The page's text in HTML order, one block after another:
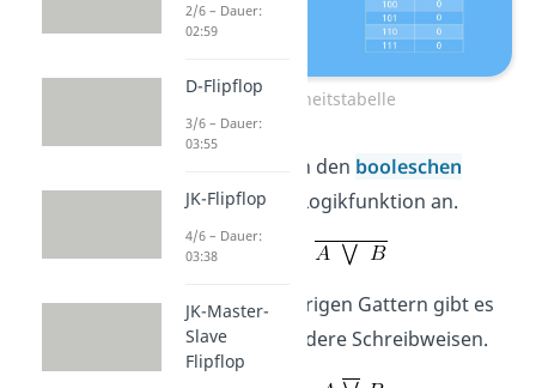
Wahrheitstabelle
Sehen wir uns nun den booleschen
Ausdruckfür die Logikfunktion an.
Wie bei den vorherigen Gattern gibt es
auch hier noch andere Schreibweisen.
2/6 – Dauer:
02:59
D-Flipflop
3/6 – Dauer:
03:55
JK-Flipflop
4/6 – Dauer:
03:38
JK-Master-
Slave
Flipflop